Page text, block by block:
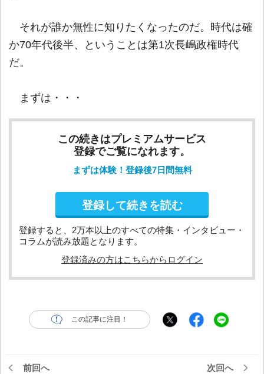
それが誰か無性に知りたくなったのだ。時代は確
か70年代後半、ということは第1次長嶋政権時代
だ。
まずは・・・
この続きはプレミアムサービス
登録でご覧になれます。
まずは体験！登録後7日間無料
登録して続きを読む
登録すると、2万本以上のすべての特集・インタビュー・
コラムが読み放題となります。
登録済みの方はこちらからログイン
この記事に注目！
前回へ 次回へ